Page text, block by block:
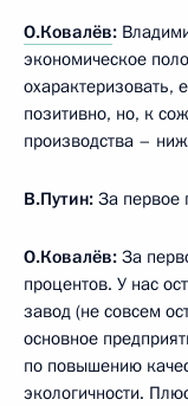
О.Ковалёв:
экономическое
охарактеризовать,
позитивно, но, к
производства –
В.Путин: За первое
О.Ковалёв: За
процентов. У нас
завод (не совсем
основное
по повышению
экологичности.